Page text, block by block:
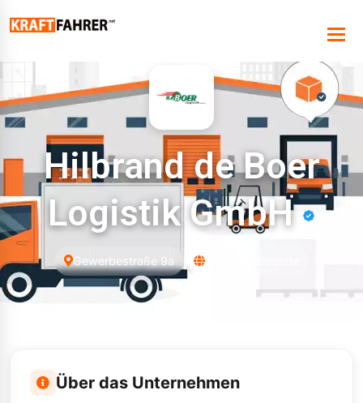
Hilbrand de Boer
Logistik GmbH
Gewerbestraße 9a
Über das Unternehmen